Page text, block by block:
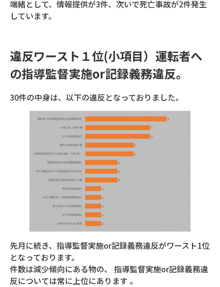
端緒として、情報提供が3件、次いで死亡事故が2件発生
しています。
違反ワースト１位(小項目）運転者へ
の指導監督実施or記録義務違反。
30件の中身は、以下の違反となっておりました。
先月に続き、指導監督実施or記録義務違反がワースト1位
となっております。
件数は減少傾向にある物の、 指導監督実施or記録義務違
反については常に上位にあります 。